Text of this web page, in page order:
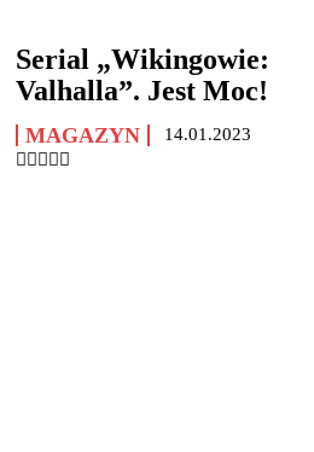
Serial „Wikingowie:
Valhalla”. Jest Moc!
MAGAZYN 14.01.2023